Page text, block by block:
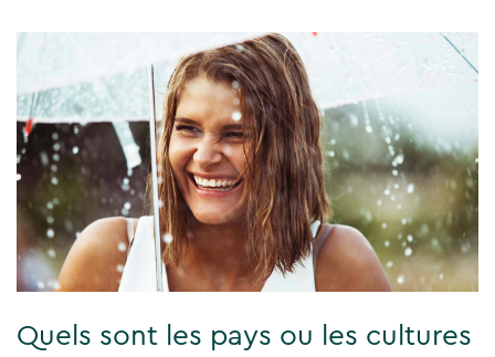
Quels sont les pays ou les cultures